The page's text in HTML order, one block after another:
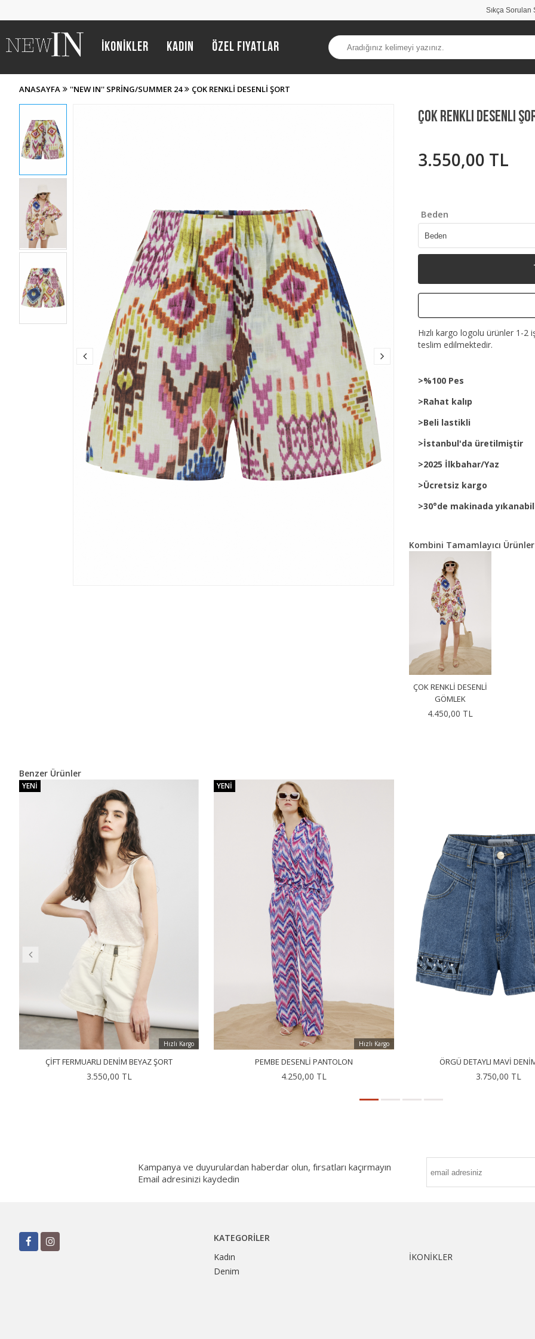
Sıkça Sorulan
İKONİKLER Kadın Özel Fiyatlar
ANASAYFA ''NEW IN'' SPRING/SUMMER 24 ÇOK RENKLI DESENLI ŞORT
Çok Renkli Desenli
3.550,00 TL
Beden
Hızlı kargo logolu ürünler 1-
teslim edilmektedir.
>%100 Pes
>Rahat kalıp
>Beli lastikli
>İstanbul'da üretilmiştir
>2025 İlkbahar/Yaz
>Ücretsiz kargo
>30°de makinada
Kombini Tamamlayıcı Ürünler
ÇOK RENKLI DESENLI
GÖMLEK
4.450,00 TL
Benzer Ürünler
Hızlı Kargo
ÇIFT FERMUARLI DENIM BEYAZ ŞORT
3.550,00 TL
YENI
Hızlı Kargo
PEMBE DESENLI PANTOLON
4.250,00 TL
YENI
ÖRGÜ DETAYLI MAVI
3.750,00 TL
Kampanya ve duyurulardan haberdar olun, fırsatları kaçırmayın
Email adresinizi kaydedin
KATEGORILER
Kadın
İKONİKLER
Denim